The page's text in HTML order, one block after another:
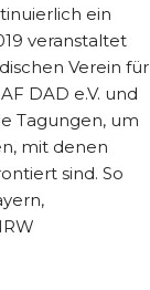
ein
veranstaltet
Verein für
DAD e.V. und
Tagungen, um
mit denen
sind. So